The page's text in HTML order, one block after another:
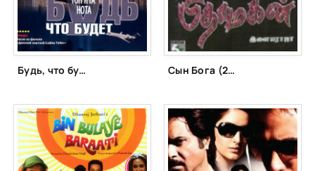
Будь, что будет (2006) Сын Бога (2003)